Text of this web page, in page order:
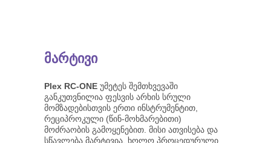
Plex RC-ONE უმეტეს შემთხვევაში
განკუთვნილია ფესვის არხის სრული
მომზადებისთვის ერთი ინსტრუმენტით,
რეციპროკული (წინ-მოხმარებითი)
მოძრაობის გამოყენებით. მისი ათვისება და
სწავლება მარტივია, ხოლო პროცედურული
მარტივი